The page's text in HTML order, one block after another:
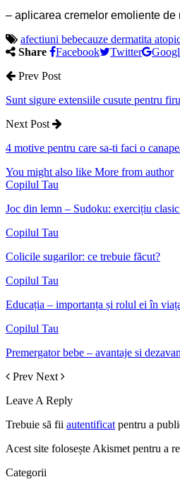
– aplicarea cremelor emoliente
afectiuni bebecauze dermatita
Share
Facebook Twitter
Prev Post
Sunt sigure extensiile cusute pentru
Next Post
4 motive pentru care sa-ti faci o
You might also like More from author
Copilul Tau
Joc din lemn – Sudoku: exercițiu
Copilul Tau
Colicile sugarilor: ce trebuie făcut?
Copilul Tau
Educația – importanța și rolul ei în
Copilul Tau
Premergator bebe – avantaje si
Prev Next
Leave A Reply
Trebuie să fii autentificat pentru a
Acest site folosește Akismet pentru a
Categorii